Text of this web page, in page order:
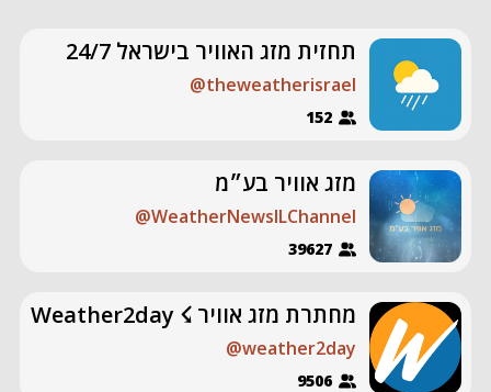
תחזית מזג האוויר בישראל 24/7
@theweatherisrael
152
מזג אוויר בע״מ
@WeatherNewsILChannel
39627
מחתרת מזג אוויר ☇ Weather2day
@weather2day
9506